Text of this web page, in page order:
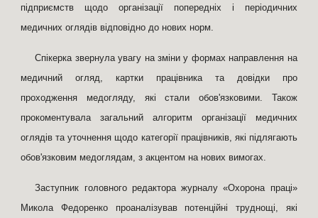
підприємств щодо організації попередніх і періодичних
медичних оглядів відповідно до нових норм.
Спікерка звернула увагу на зміни у формах направлення на
медичний огляд, картки працівника та довідки про
проходження медогляду, які стали обов'язковими. Також
прокоментувала загальний алгоритм організації медичних
оглядів та уточнення щодо категорії працівників, які підлягають
обов'язковим медоглядам, з акцентом на нових вимогах.
Заступник головного редактора журналу «Охорона праці»
Микола Федоренко проаналізував потенційні труднощі, які